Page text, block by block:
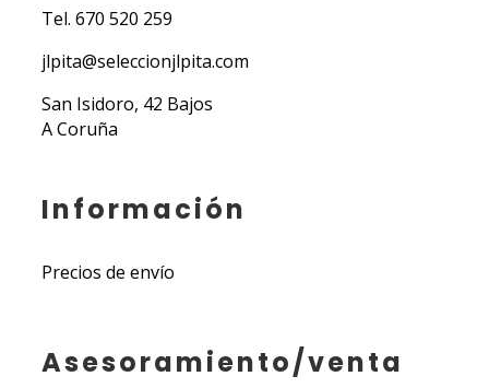
Tel. 670 520 259
jlpita@seleccionjlpita.com
San Isidoro, 42 Bajos
A Coruña
Información
Precios de envío
Asesoramiento/venta